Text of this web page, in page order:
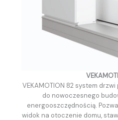
VEKAMOTION 82 system
do nowoczesnego
energooszczędnością.
widok na otoczenie domu,